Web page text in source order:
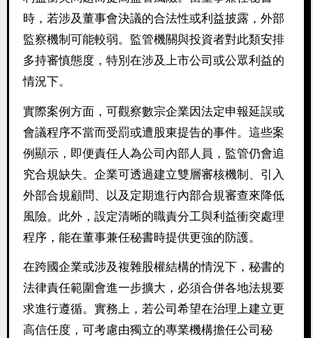
時，若涉及董事會決議的合法性或利益披露，外部
監察機制可能較弱。監管機關與投資者對此類安排
多持審慎態度，特別在涉及上市公司或公眾利益的
情況下。
實際案例方面，可觀察數宗企業因法定申報延誤或
會議程序不當而受罰或遭股東提告的事件。這些案
例顯示，即便責任人為公司內部人員，監管仍會追
究合規缺失。企業可透過建立雙層審核機制、引入
外部合規顧問、以及定期進行內部合規審查來降低
風險。此外，設定清晰的職責分工與利益衝突處理
程序，能在董事兼任秘書時提供更強的防護。
在跨國企業或涉及複雜股權結構的情況下，秘書的
法律責任範圍會進一步擴大，必須合併各地法規要
求進行遵循。實務上，若公司希望在治理上建立更
高信任度，可考慮由獨立的專業機構擔任公司秘